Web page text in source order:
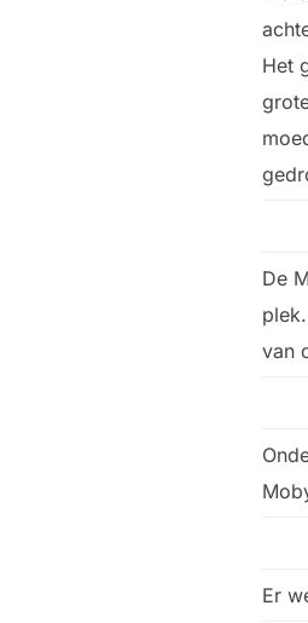
Het
De
van
Er